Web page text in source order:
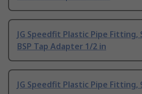
JG Speedfit Plastic Pipe
BSP Tap Adapter 1/2 in
JG Speedfit Plastic Pipe Fitting,